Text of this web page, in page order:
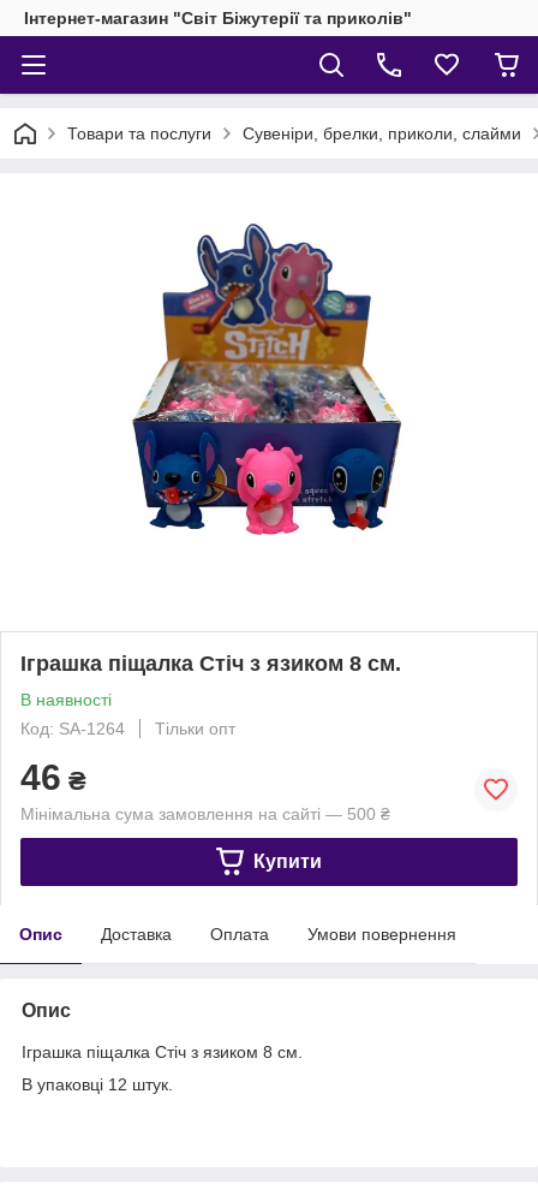
Інтернет-магазин "Світ Біжутерії та приколів"
Товари та послуги Сувеніри, брелки, приколи, слайми
Іграшка піщалка Стіч з язиком 8 см.
В наявності
Код: SA-1264
Тільки опт
46 ₴
Мінімальна сума замовлення на сайті — 500 ₴
Купити
Опис Доставка Оплата Умови повернення
Опис
Іграшка піщалка Стіч з язиком 8 см.
В упаковці 12 штук.